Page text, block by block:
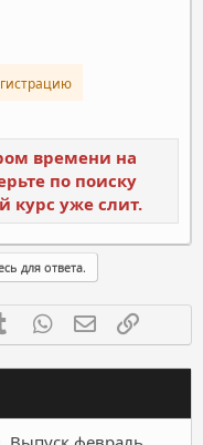
времени на
по поиску
курс уже слит.
для ответа.
Tumblr WhatsAppЭлектронная